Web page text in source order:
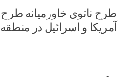
طرح ناتوی خاورمیانه
آمریکا و اسرائیل در